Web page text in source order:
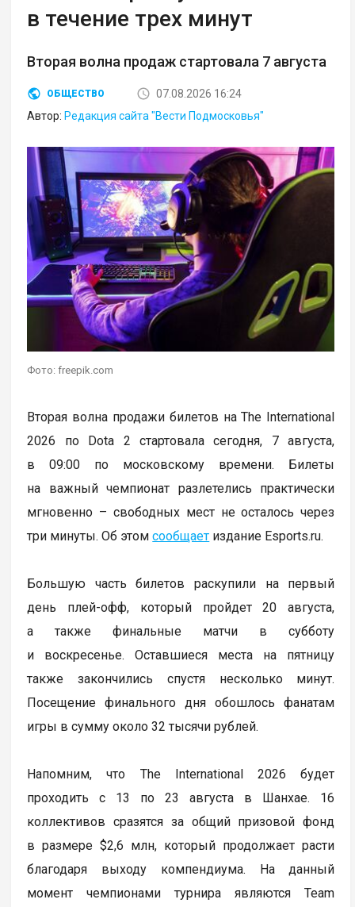
в течение трех минут
Вторая волна продаж стартовала 7 августа
ОБЩЕСТВО
07.08.2026 16:24
Автор: Редакция сайта "Вести Подмосковья"
Фото: freepik.com
Вторая волна продажи билетов на The International
2026 по Dota 2 стартовала сегодня, 7 августа,
в 09:00 по московскому времени. Билеты
на важный чемпионат разлетелись практически
мгновенно – свободных мест не осталось через
три минуты. Об этомсообщает издание Esports.ru.
Большую часть билетов раскупили на первый
день плей-офф, который пройдет 20 августа,
а также финальные матчи в субботу
и воскресенье. Оставшиеся места на пятницу
также закончились спустя несколько минут.
Посещение финального дня обошлось фанатам
игры в сумму около 32 тысячи рублей.
Напомним, что The International 2026 будет
проходить с 13 по 23 августа в Шанхае. 16
коллективов сразятся за общий призовой фонд
в размере $2,6 млн, который продолжает расти
благодаря выходу компендиума. На данный
момент чемпионами турнира являются Team